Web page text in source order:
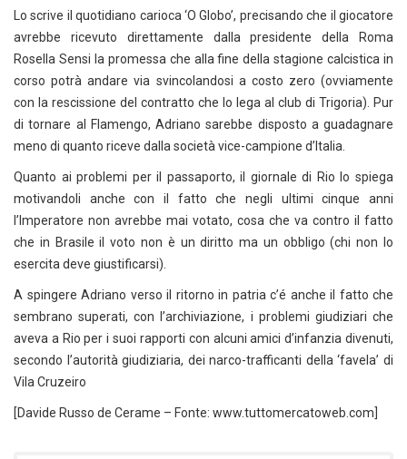
Lo scrive il quotidiano carioca ‘O Globo’, precisando che il giocatore
avrebbe ricevuto direttamente dalla presidente della Roma
Rosella Sensi la promessa che alla fine della stagione calcistica in
corso potrà andare via svincolandosi a costo zero (ovviamente
con la rescissione del contratto che lo lega al club di Trigoria). Pur
di tornare al Flamengo, Adriano sarebbe disposto a guadagnare
meno di quanto riceve dalla società vice-campione d’Italia.
Quanto ai problemi per il passaporto, il giornale di Rio lo spiega
motivandoli anche con il fatto che negli ultimi cinque anni
l’Imperatore non avrebbe mai votato, cosa che va contro il fatto
che in Brasile il voto non è un diritto ma un obbligo (chi non lo
esercita deve giustificarsi).
A spingere Adriano verso il ritorno in patria c’é anche il fatto che
sembrano superati, con l’archiviazione, i problemi giudiziari che
aveva a Rio per i suoi rapporti con alcuni amici d’infanzia divenuti,
secondo l’autorità giudiziaria, dei narco-trafficanti della ‘favela’ di
Vila Cruzeiro
[Davide Russo de Cerame – Fonte: www.tuttomercatoweb.com]